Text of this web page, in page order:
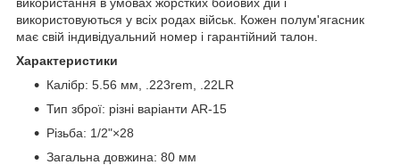
використовуються у всіх родах військ. Кожен полум'ягасник
має свій індивідуальний номер і гарантійний талон.
Характеристики
Калібр: 5.56 мм, .223rem, .22LR
Тип зброї: різні варіанти AR-15
Різьба: 1/2"×28
Загальна довжина: 80 мм